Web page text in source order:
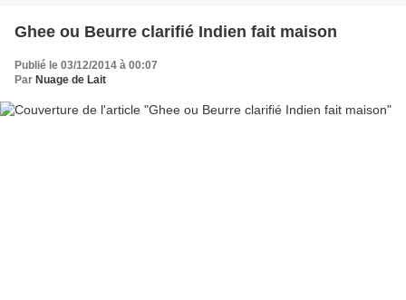
Ghee ou Beurre clarifié Indien fait maison
Publié le 03/12/2014 à 00:07
Par Nuage de Lait